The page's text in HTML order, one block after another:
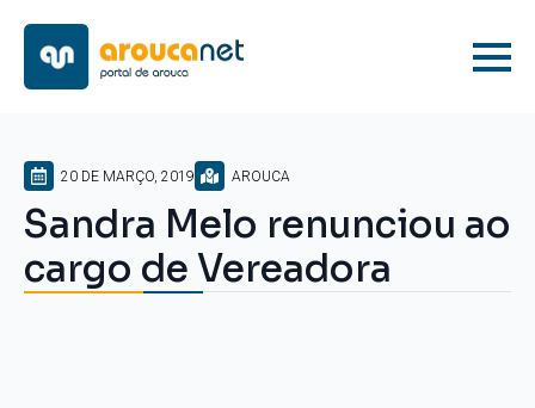
20 DE MARÇO, 2019 AROUCA
Sandra Melo renunciou ao
cargo de Vereadora